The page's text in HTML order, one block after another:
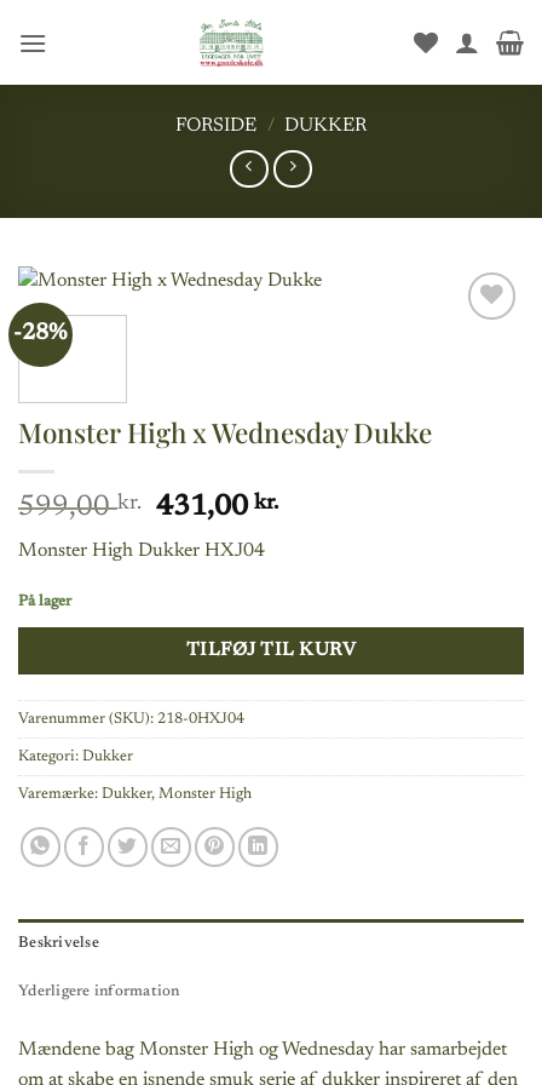
FORSIDE / DUKKER
-28%
Monster High x Wednesday Dukke
599,00kr.
Den
oprindelige
pris
599,00 kr..
431,00kr.Den
431,00 kr..
Monster High Dukker HXJ04
På lager
TILFØJ TIL KURV
Varenummer (SKU): 218-0HXJ04
Kategori: Dukker
Varemærke: Dukker, Monster High
Beskrivelse
Yderligere information
Mændene bag Monster High og Wednesday har samarbejdet
om at skabe en isnende smuk serie af dukker inspireret af den